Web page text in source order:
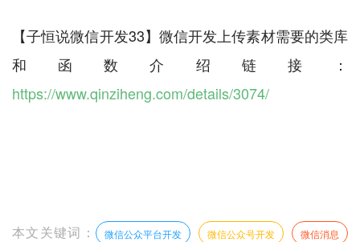
【子恒说微信开发33】微信开发上传素材需要的类库
和函数介绍链接：
https://www.qinziheng.com/details/3074/
本文关键词： 微信公众平台开发 微信公众号开发
微信消息